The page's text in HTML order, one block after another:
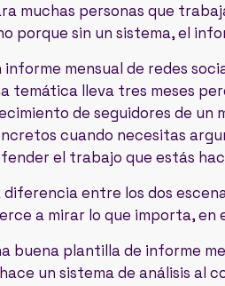
muchas personas que
porque sin un sistema, el
informe mensual de redes
temática lleva tres meses
de seguidores de un
cuando necesitas
el trabajo que estás
diferencia entre los dos
a mirar lo que importa, en
buena plantilla de informe
un sistema de análisis al